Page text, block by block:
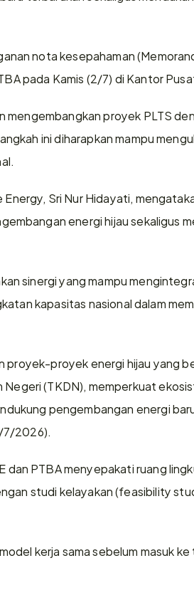
nota kesepahaman
pada Kamis (2/7) di Kantor
proyek PLTS
ini diharapkan mampu
Sri Nur Hidayati,
energi hijau sekaligus
sinergi yang mampu
kapasitas nasional dalam
proyek-proyek energi hijau yang
(TKDN), memperkuat
pengembangan energi
7/2026).
PTBA menyepakati ruang
studi kelayakan (feasibility
kerja sama sebelum masuk